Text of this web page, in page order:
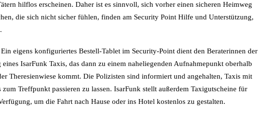
hilflos erscheinen. Daher ist es sinnvoll, sich vorher einen sicheren Heimweg
die sich nicht sicher fühlen, finden am Security Point Hilfe und Unterstützung,
eigens konfiguriertes Bestell-Tablet im Security-Point dient den Beraterinnen der
IsarFunk Taxis, das dann zu einem naheliegenden Aufnahmepunkt oberhalb
Theresienwiese kommt. Die Polizisten sind informiert und angehalten, Taxis mit
Treffpunkt passieren zu lassen. IsarFunk stellt außerdem Taxigutscheine für
um die Fahrt nach Hause oder ins Hotel kostenlos zu gestalten.